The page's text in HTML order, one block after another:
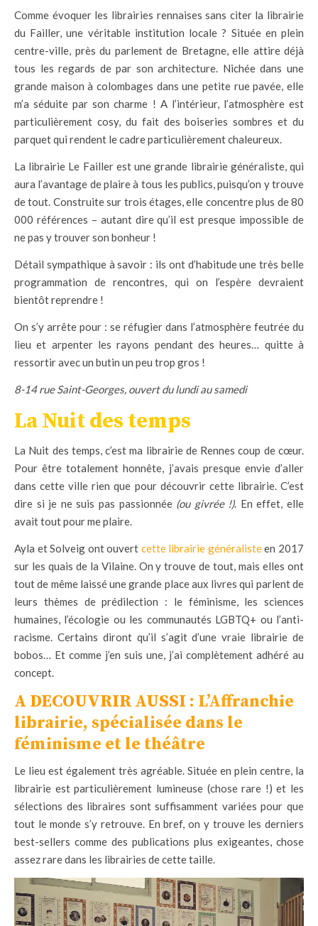
Comme évoquer les librairies rennaises sans citer la librairie
du Failler, une véritable institution locale ? Située en plein
centre-ville, près du parlement de Bretagne, elle attire déjà
tous les regards de par son architecture. Nichée dans une
grande maison à colombages dans une petite rue pavée, elle
m’a séduite par son charme ! A l’intérieur, l’atmosphère est
particulièrement cosy, du fait des boiseries sombres et du
parquet qui rendent le cadre particulièrement chaleureux.
La librairie Le Failler est une grande librairie généraliste, qui
aura l’avantage de plaire à tous les publics, puisqu’on y trouve
de tout. Construite sur trois étages, elle concentre plus de 80
000 références – autant dire qu’il est presque impossible de
ne pas y trouver son bonheur !
Détail sympathique à savoir : ils ont d’habitude une très belle
programmation de rencontres, qui on l’espère devraient
bientôt reprendre !
On s’y arrête pour : se réfugier dans l’atmosphère feutrée du
lieu et arpenter les rayons pendant des heures… quitte à
ressortir avec un butin un peu trop gros !
8-14 rue Saint-Georges, ouvert du lundi au samedi
La Nuit des temps
La Nuit des temps, c’est ma librairie de Rennes coup de cœur.
Pour être totalement honnête, j’avais presque envie d’aller
dans cette ville rien que pour découvrir cette librairie. C’est
dire si je ne suis pas passionnée (ou givrée !). En effet, elle
avait tout pour me plaire.
Ayla et Solveig ont ouvert cette librairie généralisteen 2017
sur les quais de la Vilaine. On y trouve de tout, mais elles ont
tout de même laissé une grande place aux livres qui parlent de
leurs thèmes de prédilection : le féminisme, les sciences
humaines, l’écologie ou les communautés LGBTQ+ ou l’anti-
racisme. Certains diront qu’il s’agit d’une vraie librairie de
bobos… Et comme j’en suis une, j’ai complètement adhéré au
concept.
A DECOUVRIR AUSSI : L’Affranchie
librairie, spécialisée dans le
féminisme et le théâtre
Le lieu est également très agréable. Située en plein centre, la
librairie est particulièrement lumineuse (chose rare !) et les
sélections des libraires sont suffisamment variées pour que
tout le monde s’y retrouve. En bref, on y trouve les derniers
best-sellers comme des publications plus exigeantes, chose
assez rare dans les librairies de cette taille.